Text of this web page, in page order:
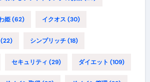
姫(62) イクオス (30)
シンプリッチ(18)
セキュリティ (29) ダイエット (109)